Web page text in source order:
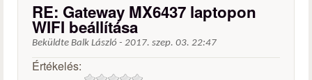
RE: Gateway MX6437 laptopon
WIFI beállítása
Beküldte Balk László - 2017. szep. 03. 22:47
Értékelés: